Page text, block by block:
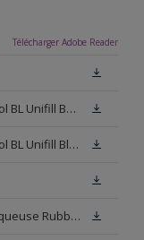
Télécharger Adobe Reader
Fiche de données de sécurité Rubbol BL Unifill Base M15
Fiche de données de sécurité Rubbol BL Unifill Blanc
Documentation Laques en phase aqueuse Rubbol BL Velours